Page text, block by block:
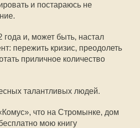
и постараюсь не
и, может быть, настал
пережить кризис, преодолеть
приличное количество
талантливых людей.
что на Стромынке, дом
мою книгу